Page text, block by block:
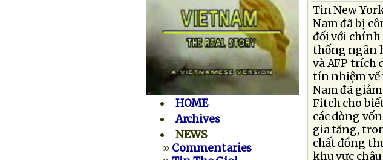
HOME
Archives
NEWS
» Commentaries
Tin New
Nam đã bị
đối với chính
thống ngân
và AFP trích
tín nhiệm về
Nam đã
Fitch cho
các dòng
gia tăng,
chất đồng
khu vực